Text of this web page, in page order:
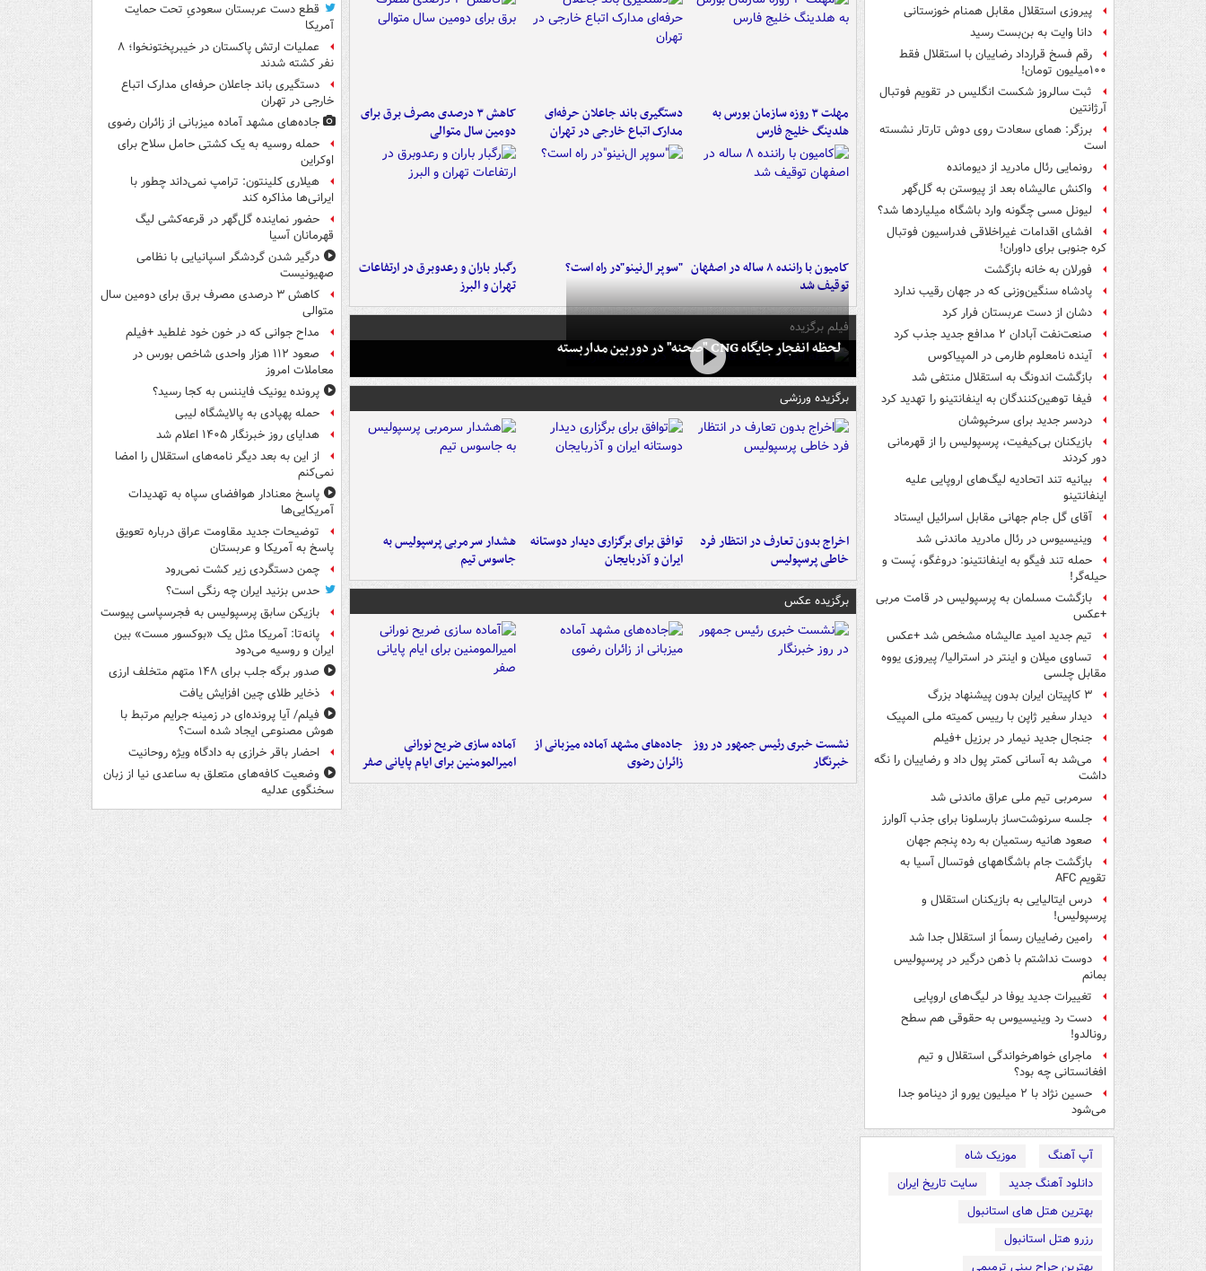
پیروزی استقلال مقابل همنام خوزستانی
دانا وایت به بن‌بست رسید
رقم فسخ قرارداد رضاییان با استقلال فقط
۱۰۰میلیون تومان!
ثبت سالروز شکست انگلیس در تقویم فوتبال
آرژانتین
برزگر: همای سعادت روی دوش تارتار نشسته
است
رونمایی رئال مادرید از دیومانده
واکنش عالیشاه بعد از پیوستن به گل‌گهر
لیونل مسی چگونه وارد باشگاه میلیاردها شد؟
افشای اقدامات غیراخلاقی فدراسیون فوتبال
کره جنوبی برای داوران!
فورلان به خانه بازگشت
پادشاه سنگین‌وزنی که در جهان رقیب ندارد
دشان از دست عربستان فرار کرد
صنعت‌نفت آبادان ۲ مدافع جدید جذب کرد
آینده نامعلوم طارمی در المپیاکوس
بازگشت اندونگ به استقلال منتفی شد
فیفا توهین‌کنندگان به اینفانتینو را تهدید کرد
دردسر جدید برای سرخپوشان
بازیکنان بی‌کیفیت، پرسپولیس را از قهرمانی
دور کردند
بیانیه تند اتحادیه لیگ‌های اروپایی علیه
اینفانتینو
آقای گل جام جهانی مقابل اسرائیل ایستاد
وینیسیوس در رئال مادرید ماندنی شد
حمله تند فیگو به اینفانتینو: دروغگو، پَست‌ و
حیله‌گر!
بازگشت مسلمان به پرسپولیس در قامت مربی
+عکس
تیم جدید امید عالیشاه مشخص شد +عکس
تساوی میلان و اینتر در استرالیا/ پیروزی یووه
مقابل چلسی
۳ کاپیتان ایران بدون پیشنهاد بزرگ
دیدار سفیر ژاپن با رییس کمیته ملی المپیک
جنجال جدید نیمار در برزیل +فیلم
می‌شد به آسانی کمتر پول داد و رضاییان را نگه
داشت
سرمربی تیم ملی عراق ماندنی شد
جلسه سرنوشت‌ساز بارسلونا برای جذب آلوارز
صعود هانیه رستمیان به رده پنجم جهان
بازگشت جام باشگاههای فوتسال آسیا به
تقویم AFC
درس ایتالیایی‌ به بازیکنان استقلال و
پرسپولیس!
رامین رضاییان رسماً از استقلال جدا شد
دوست نداشتم با ذهن درگیر در پرسپولیس
بمانم
تغییرات جدید یوفا در لیگ‌های اروپایی
دست رد وینیسیوس به حقوقی هم سطح
رونالدو!
ماجرای خواهرخواندگی استقلال و تیم
افغانستانی چه بود؟
حسین نژاد با ۲ میلیون یورو از دینامو جدا
می‌شود
آپ آهنگ
موزیک شاه
دانلود آهنگ جدید
سایت تاریخ ایران
بهترین هتل های استانبول
رزرو هتل استانبول
مهلت ۳ روزه سازمان بورس به
هلدینگ خلیج فارس
دستگیری باند جاعلان حرفه‌ای
مدارک اتباع خارجی در تهران
کاهش ۳ درصدی مصرف برق برای
دومین سال متوالی
کامیون با راننده ۸ ساله در اصفهان
توقیف شد
"سوپر ال‌نینو"در راه است؟
رگبار باران و رعدوبرق در ارتفاعات
تهران و البرز
فیلم برگزیده
لحظه انفجار جایگاه CNG "صحنه" در دوربین مداربسته
برگزیده ورزشی
اخراج بدون تعارف در انتظار فرد
خاطی پرسپولیس
توافق برای برگزاری دیدار دوستانه
ایران و آذربایجان
هشدار سرمربی پرسپولیس به
جاسوس تیم
برگزیده عکس
نشست خبری رئیس جمهور در روز
خبرنگار
جاده‌های مشهد آماده میزبانی از
زائران رضوی
آماده سازی ضریح نورانی
امیرالمومنین برای ایام پایانی صفر
قطع دست عربستان سعودیِ تحت حمایت
آمریکا
عملیات ارتش پاکستان در خیبرپختونخوا؛ ۸
نفر کشته شدند
دستگیری باند جاعلان حرفه‌ای مدارک اتباع
خارجی در تهران
جاده‌های مشهد آماده میزبانی از زائران رضوی
حمله روسیه به یک کشتی حامل سلاح برای
اوکراین
هیلاری کلینتون: ترامپ نمی‌داند چطور با
ایرانی‌ها مذاکره کند
حضور نماینده گل‌گهر در قرعه‌کشی لیگ
قهرمانان آسیا
درگیر شدن گردشگر اسپانیایی با نظامی
صهیونیست
کاهش ۳ درصدی مصرف برق برای دومین سال
متوالی
مداح جوانی که در خون خود غلطید +فیلم
صعود ۱۱۲ هزار واحدی شاخص بورس در
معاملات امروز
پرونده یونیک فایننس به کجا رسید؟
حمله پهپادی به پالایشگاه لیبی
هدایای روز خبرنگار ۱۴۰۵ اعلام شد
از این به بعد دیگر نامه‌های استقلال را امضا
نمی‌کنم
پاسخ معنادار هوافضای سپاه به تهدیدات
آمریکایی‌ها
توضیحات جدید مقاومت عراق درباره تعویق
پاسخ به آمریکا و عربستان
چمن دستگردی زیر کشت نمی‌رود
حدس بزنید ایران چه رنگی است؟
بازیکن سابق پرسپولیس به فجرسپاسی پیوست
پانه‌تا: آمریکا مثل یک «بوکسور مست» بین
ایران و روسیه می‌دود
صدور برگه جلب برای ۱۴۸ متهم متخلف ارزی
ذخایر طلای چین افزایش یافت
فیلم/ آیا پرونده‌ای در زمینه جرایم مرتبط با
هوش مصنوعی ایجاد شده است؟
احضار باقر خرازی به دادگاه ویژه روحانیت
وضعیت کافه‌های متعلق به ساعدی نیا از زبان
سخنگوی عدلیه